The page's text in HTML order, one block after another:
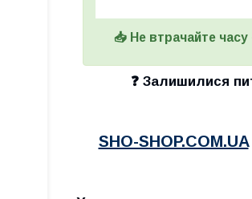
📥 Не втрачайте часу
❓ Залишилися
SHO-SHOP.COM.UA